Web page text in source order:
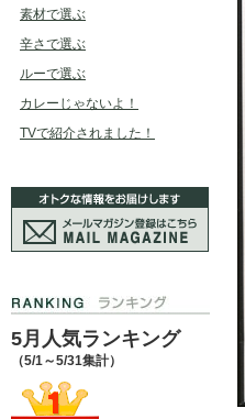
素材で選ぶ
辛さで選ぶ
ルーで選ぶ
カレーじゃないよ！
TVで紹介されました！
5月人気ランキング
（5/1～5/31集計）